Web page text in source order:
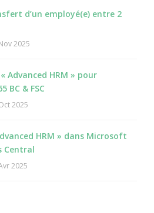
d’un employé(e) entre 2
2025
« Advanced HRM » pour
BC & FSC
2025
HRM » dans Microsoft
Central
2025